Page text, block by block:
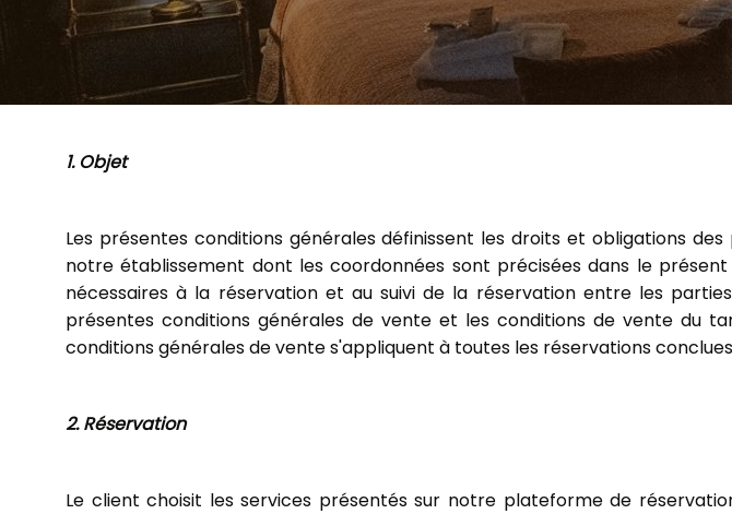
1. Objet
Les présentes conditions générales définissent les droits et obligations
notre établissement dont les coordonnées sont précisées dans le
nécessaires à la réservation et au suivi de la réservation entre les
présentes conditions générales de vente et les conditions de vente du
conditions générales de vente s'appliquent à toutes les réservations
2. Réservation
Le client choisit les services présentés sur notre plateforme de